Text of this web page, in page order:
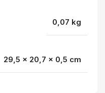
0,07 kg
29,5 × 20,7 × 0,5 cm